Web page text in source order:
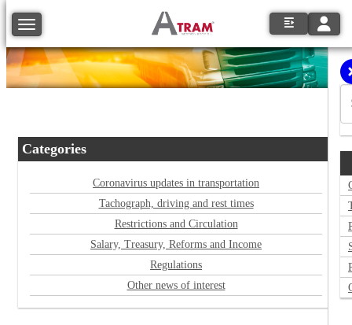
Toggle navigation
Categories
Coronavirus updates in transportation
Tachograph, driving and rest times
Restrictions and Circulation
Salary, Treasury, Reforms and Income
Regulations
Other news of interest